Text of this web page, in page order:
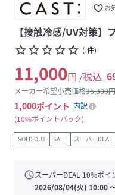
favorite_border お
【接触冷感/UV対策】
star_borderstar_borderstar_borderstar_borderstar_border (-件)
11,000円 /税込
メーカー希望小売価格36,300
1,000ポイント 内訳
10%ポイントバック
SOLD OUT SALE スーパーDEAL
scheduleスーパーDEAL 10%ポイ
2026/08/04(火) 10:00